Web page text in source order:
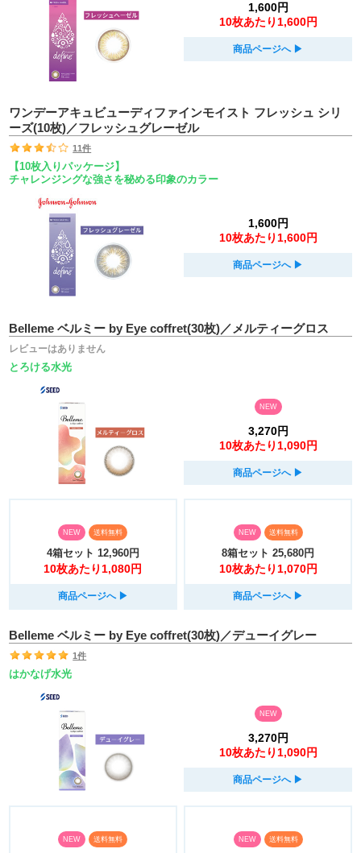
1,600円
10枚あたり1,600円
商品ページへ ▶︎
ワンデーアキュビューディファインモイスト フレッシュ シリ
ーズ(10枚)／フレッシュグレーゼル
11件
【10枚入りパッケージ】
チャレンジングな強さを秘める印象のカラー
1,600円
10枚あたり1,600円
商品ページへ ▶︎
Belleme ベルミー by Eye coffret(30枚)／メルティーグロス
レビューはありません
とろける水光
NEW
3,270円
10枚あたり1,090円
商品ページへ ▶︎
NEW 送料無料
4箱セット 12,960円
10枚あたり1,080円
商品ページへ ▶︎
NEW 送料無料
8箱セット 25,680円
10枚あたり1,070円
商品ページへ ▶︎
Belleme ベルミー by Eye coffret(30枚)／デューイグレー
1件
はかなげ水光
NEW
3,270円
10枚あたり1,090円
商品ページへ ▶︎
NEW 送料無料 NEW 送料無料